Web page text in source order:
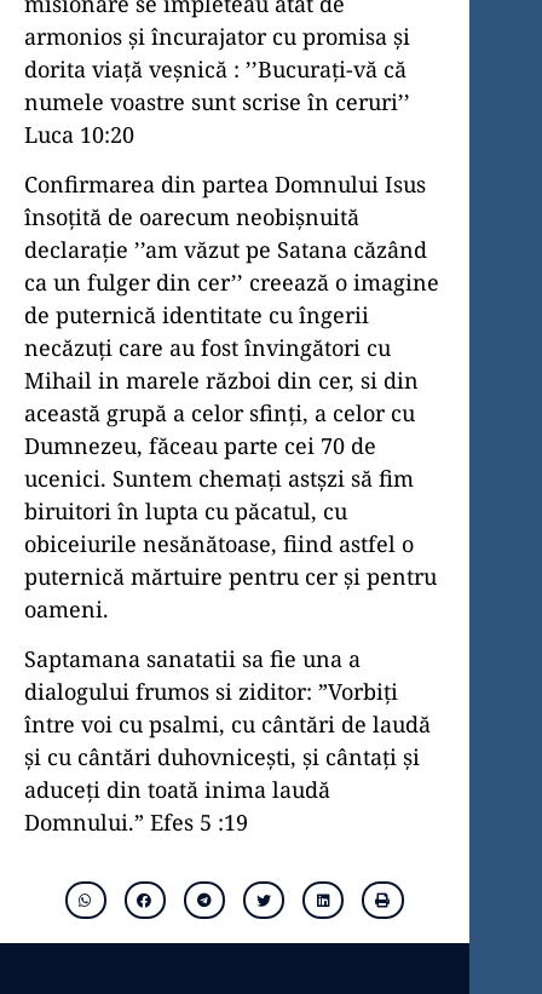
armonios și încurajator cu promisa și
dorita viață veșnică : ’’Bucurați-vă că
numele voastre sunt scrise în ceruri’’
Luca 10:20
Confirmarea din partea Domnului Isus
însoțită de oarecum neobișnuită
declarație ’’am văzut pe Satana căzând
ca un fulger din cer’’ creează o imagine
de puternică identitate cu îngerii
necăzuți care au fost învingători cu
Mihail in marele război din cer, si din
această grupă a celor sfinți, a celor cu
Dumnezeu, făceau parte cei 70 de
ucenici. Suntem chemați astșzi să fim
biruitori în lupta cu păcatul, cu
obiceiurile nesănătoase, fiind astfel o
puternică mărtuire pentru cer și pentru
oameni.
Saptamana sanatatii sa fie una a
dialogului frumos si ziditor: ”Vorbiţi
între voi cu psalmi, cu cântări de laudă
şi cu cântări duhovniceşti, şi cântaţi şi
aduceţi din toată inima laudă
Domnului.” Efes 5 :19